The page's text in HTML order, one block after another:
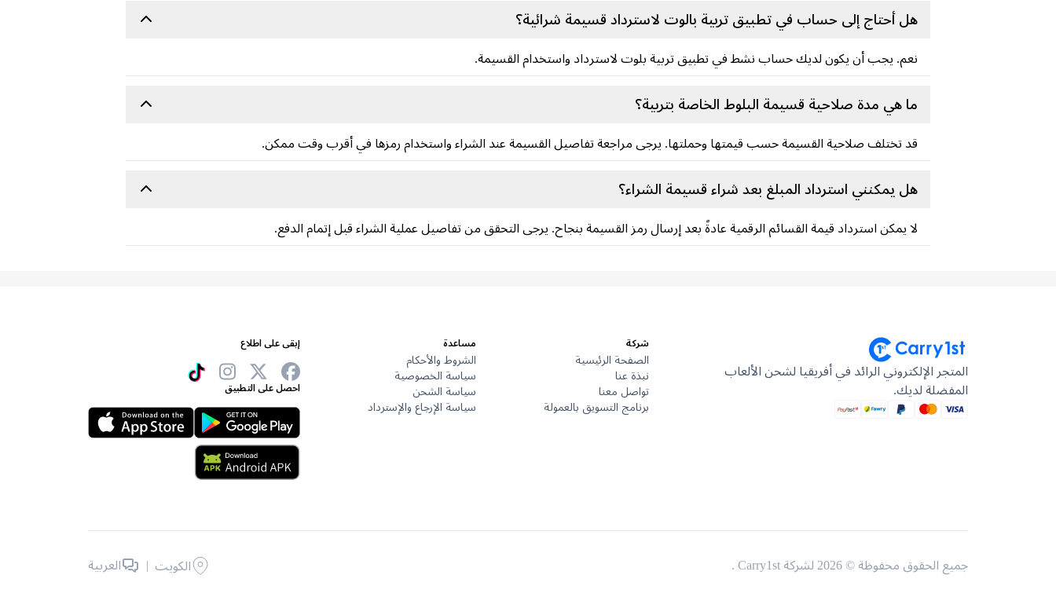
هل أحتاج إلى حساب في تطبيق تربية بالوت لاسترداد قسيمة شرائية؟
نعم. يجب أن يكون لديك حساب نشط في تطبيق تربية بلوت لاسترداد واستخدام القسيمة.
ما هي مدة صلاحية قسيمة البلوط الخاصة بتربية؟
قد تختلف صلاحية القسيمة حسب قيمتها وحملتها. يرجى مراجعة تفاصيل القسيمة عند الشراء واستخدام رمزها في أقرب وقت ممكن.
هل يمكنني استرداد المبلغ بعد شراء قسيمة الشراء؟
لا يمكن استرداد قيمة القسائم الرقمية عادةً بعد إرسال رمز القسيمة بنجاح. يرجى التحقق من تفاصيل عملية الشراء قبل إتمام الدفع.
المتجر الإلكتروني الرائد في أفريقيا لشحن الألعاب
المفضلة لديك.
شركة
الصفحة الرئيسية
نبذة عنا
تواصل معنا
برنامج التسويق بالعمولة
مساعدة
الشروط والأحكام
سياسة الخصوصية
سياسة الشحن
سياسة الإرجاع والإسترداد
إبقى على اطلاع
احصل على التطبيق
جميع الحقوق محفوظة © 2026 لشركة Carry1st . الكويت | العربية